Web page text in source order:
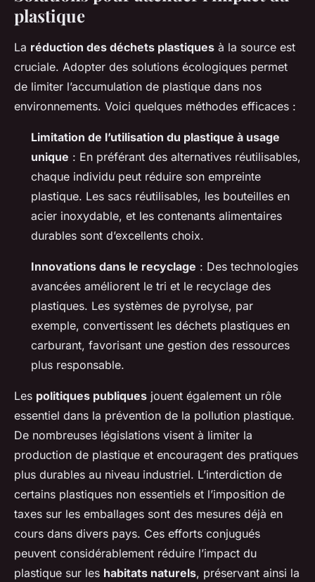
plastique
La réduction des déchets plastiques à la source est
cruciale. Adopter des solutions écologiques permet
de limiter l’accumulation de plastique dans nos
environnements. Voici quelques méthodes efficaces :
Limitation de l’utilisation du plastique à usage
unique : En préférant des alternatives réutilisables,
chaque individu peut réduire son empreinte
plastique. Les sacs réutilisables, les bouteilles en
acier inoxydable, et les contenants alimentaires
durables sont d’excellents choix.
Innovations dans le recyclage : Des technologies
avancées améliorent le tri et le recyclage des
plastiques. Les systèmes de pyrolyse, par
exemple, convertissent les déchets plastiques en
carburant, favorisant une gestion des ressources
plus responsable.
Les politiques publiques jouent également un rôle
essentiel dans la prévention de la pollution plastique.
De nombreuses législations visent à limiter la
production de plastique et encouragent des pratiques
plus durables au niveau industriel. L’interdiction de
certains plastiques non essentiels et l’imposition de
taxes sur les emballages sont des mesures déjà en
cours dans divers pays. Ces efforts conjugués
peuvent considérablement réduire l’impact du
plastique sur les habitats naturels, préservant ainsi la